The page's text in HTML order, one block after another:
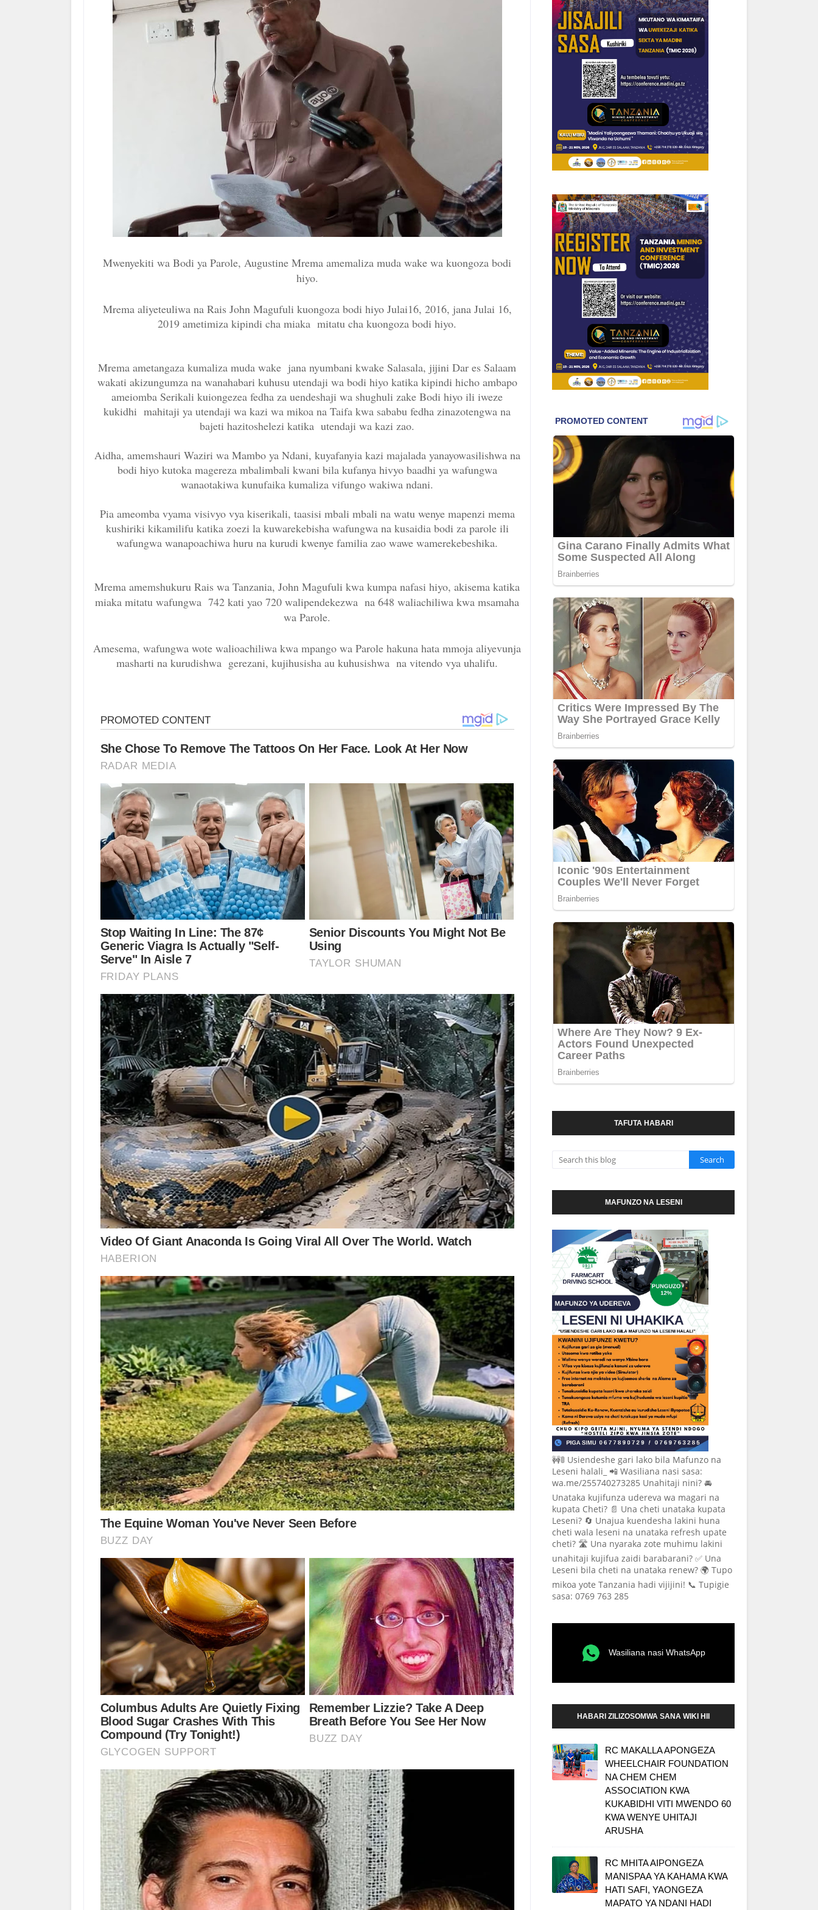
Mwenyekiti wa Bodi ya Parole, Augustine Mrema amemaliza muda wake wa kuongoza bodi
hiyo.
Mrema aliyeteuliwa na Rais John Magufuli kuongoza bodi hiyo Julai16, 2016, jana Julai 16,
2019 ametimiza kipindi cha miaka mitatu cha kuongoza bodi hiyo.
Mrema ametangaza kumaliza muda wake jana nyumbani kwake Salasala, jijini Dar es Salaam
wakati akizungumza na wanahabari kuhusu utendaji wa bodi hiyo katika kipindi hicho ambapo
ameiomba Serikali kuiongezea fedha za uendeshaji wa shughuli zake Bodi hiyo ili iweze
kukidhi mahitaji ya utendaji wa kazi wa mikoa na Taifa kwa sababu fedha zinazotengwa na
bajeti hazitoshelezi katika utendaji wa kazi zao.
Aidha, amemshauri Waziri wa Mambo ya Ndani, kuyafanyia kazi majalada yanayowasilishwa na
bodi hiyo kutoka magereza mbalimbali kwani bila kufanya hivyo baadhi ya wafungwa
wanaotakiwa kunufaika kumaliza vifungo wakiwa ndani.
Pia ameomba vyama visivyo vya kiserikali, taasisi mbali mbali na watu wenye mapenzi mema
kushiriki kikamilifu katika zoezi la kuwarekebisha wafungwa na kusaidia bodi za parole ili
wafungwa wanapoachiwa huru na kurudi kwenye familia zao wawe wamerekebeshika.
Mrema amemshukuru Rais wa Tanzania, John Magufuli kwa kumpa nafasi hiyo, akisema katika
miaka mitatu wafungwa 742 kati yao 720 walipendekezwa na 648 waliachiliwa kwa msamaha
wa Parole.
Amesema, wafungwa wote walioachiliwa kwa mpango wa Parole hakuna hata mmoja aliyevunja
masharti na kurudishwa gerezani, kujihusisha au kuhusishwa na vitendo vya uhalifu.
TAFUTA HABARI
MAFUNZO NA LESENI
🚧🚦 Usiendeshe gari lako bila Mafunzo na
Leseni halali_ 📲 Wasiliana nasi sasa:
wa.me/255740273285 Unahitaji nini? 🚘
Unataka kujifunza udereva wa magari na
kupata Cheti? 📄 Una cheti unataka kupata
Leseni? 🔄 Unajua kuendesha lakini huna
cheti wala leseni na unataka refresh upate
cheti? 🛣️ Una nyaraka zote muhimu lakini
unahitaji kujifua zaidi barabarani? ✅ Una
Leseni bila cheti na unataka renew? 🌍 Tupo
mikoa yote Tanzania hadi vijijini! 📞 Tupigie
sasa: 0769 763 285
Wasiliana nasi WhatsApp
HABARI ZILIZOSOMWA SANA WIKI HII
RC MAKALLA APONGEZA
WHEELCHAIR FOUNDATION
NA CHEM CHEM
ASSOCIATION KWA
KUKABIDHI VITI MWENDO 60
KWA WENYE UHITAJI
ARUSHA
RC MHITA AIPONGEZA
MANISPAA YA KAHAMA KWA
HATI SAFI, YAONGEZA
MAPATO YA NDANI HADI